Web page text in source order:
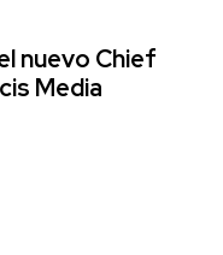
nuevo Chief
Media